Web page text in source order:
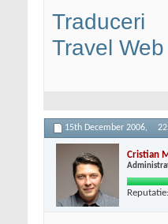
Traduceri
Travel
15th December 2006,
Cristian
Reputatie: